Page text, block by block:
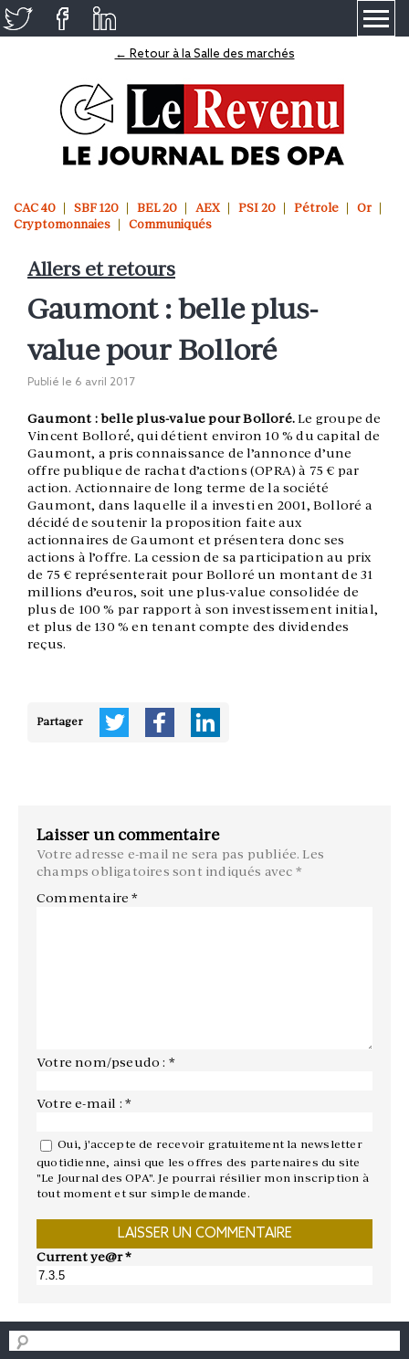
← Retour à la Salle des marchés
CAC 40 SBF 120 BEL 20 AEX PSI 20 Pétrole
Or
Cryptomonnaies
Communiqués
Allers et retours
Gaumont : belle plus-
value pour Bolloré
Publié le 6 avril 2017
Gaumont : belle plus-value pour Bolloré.Le groupe de
Vincent Bolloré́, qui détient environ 10 % du capital de
Gaumont, a pris connaissance de l’annonce d’une
offre publique de rachat d’actions (OPRA) à 75 € par
action. Actionnaire de long terme de la société
Gaumont, dans laquelle il a investi en 2001, Bolloré a
décidé de soutenir la proposition faite aux
actionnaires de Gaumont et présentera donc ses
actions à l’offre. La cession de sa participation au prix
de 75 € représenterait pour Bolloré un montant de 31
millions d’euros, soit une plus-value consolidée de
plus de 100 % par rapport à son investissement initial,
et plus de 130 % en tenant compte des dividendes
reçus.
Partager
Laisser un commentaire
Votre adresse e-mail ne sera pas publiée. Les
champs obligatoires sont indiqués avec *
Commentaire*
Votre nom/pseudo : *
Votre e-mail : *
Oui, j'accepte de recevoir gratuitement la newsletter
quotidienne, ainsi que les offres des partenaires du site
"Le Journal des OPA". Je pourrai résilier mon inscription à
tout moment et sur simple demande.
Current ye@r*